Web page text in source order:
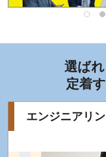
選ば
定着
エンジニアリ